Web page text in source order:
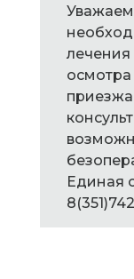
лечения
осмотра
Единая